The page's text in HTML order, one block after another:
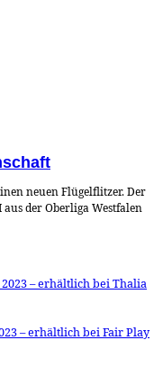
neuen Flügelflitzer. Der
der Oberliga Westfalen
– erhältlich bei Thalia
– erhältlich bei Fair Play